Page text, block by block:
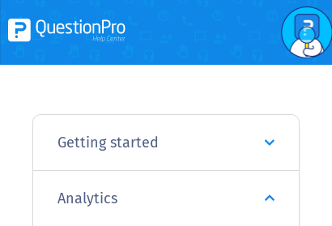
Getting started
Analytics